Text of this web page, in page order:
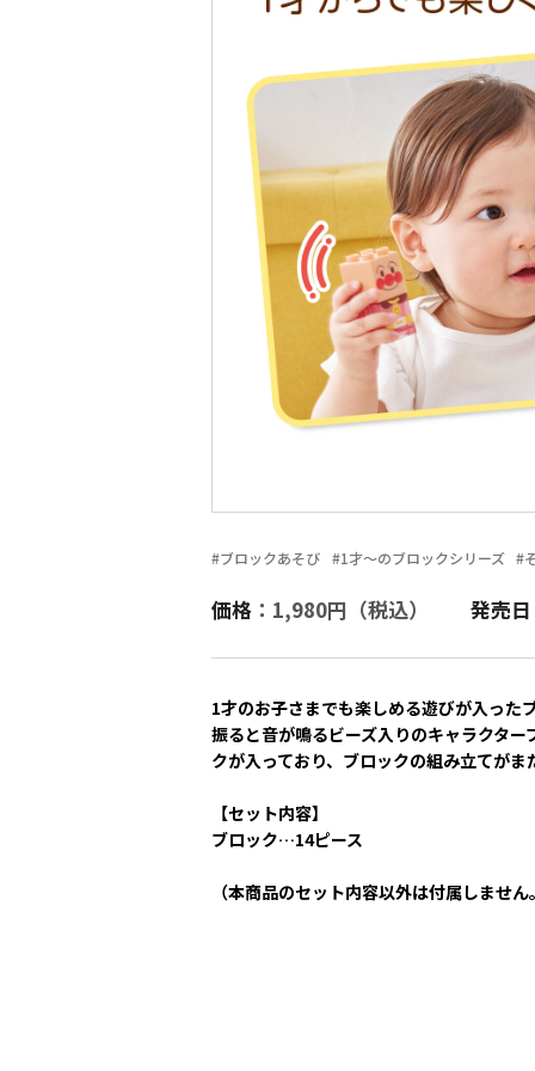
#ブロックあそび #1才～のブロックシリーズ #
価格 ：1,980円（税込） 発売日
1才のお子さまでも楽しめる遊びが入った
振ると音が鳴るビーズ入りのキャラクタ
クが入っており、ブロックの組み立てがま
【セット内容】
ブロック…14ピース
（本商品のセット内容以外は付属しません